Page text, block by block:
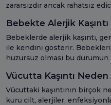
zararsızdır ancak rahatsız
Bebekte Alerjik Kaşıntı
Bebeklerde alerjik kaşıntı,
ile kendini gösterir. Bebeklerin
huzursuz olması bu
Vücutta Kaşıntı Neden
Vücuttaki kaşıntının birçok
kuru cilt, alerjiler,